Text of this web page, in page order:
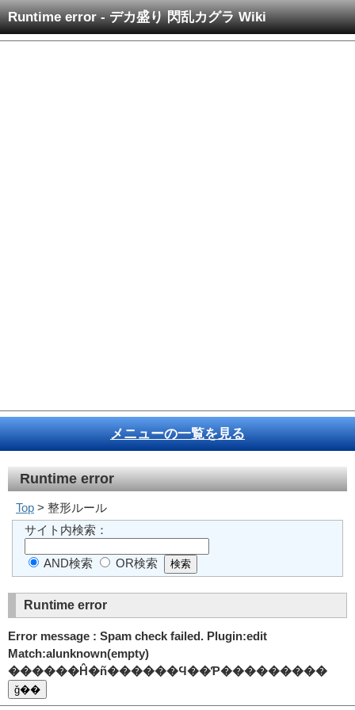
Runtime error - デカ盛り 閃乱カグラ Wiki
メニューの一覧を見る
Runtime error
Top > 整形ルール
サイト内検索：
AND検索 OR検索
Runtime error
Error message : Spam check failed. Plugin:edit
Match:alunknown(empty)
������Ĥ�ñ������Ϥ��Ƥ���������